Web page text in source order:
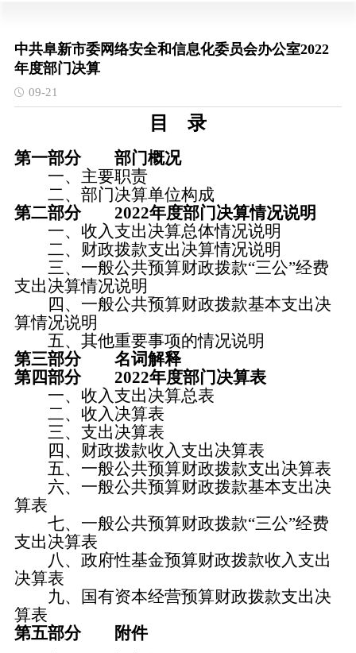
中共阜新市委网络安全和信息化委员会办公室2022
年度部门决算
09-21
目 录
第一部分 部门概况
一、 主要职责
二、 部门决算单位构成
第二部分 2022年度部门决算情况说明
一、收入支出决算总体情况说明
二、财政拨款支出决算情况说明
三、一般公共预算财政拨款“三公”经费
支出决算情况说明
四、一般公共预算财政拨款基本支出决
算情况说明
五、其他重要事项的情况说明
第三部分 名词解释
第四部分 2022年度部门决算表
一、收入支出决算总表
二、收入决算表
三、支出决算表
四、财政拨款收入支出决算表
五、一般公共预算财政拨款支出决算表
六、一般公共预算财政拨款基本支出决
算表
七、一般公共预算财政拨款“三公”经费
支出决算表
八、政府性基金预算财政拨款收入支出
决算表
九、国有资本经营预算财政拨款支出决
算表
第五部分 附件